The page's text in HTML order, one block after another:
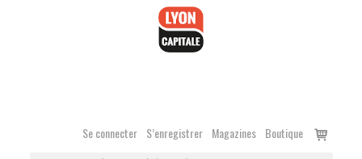
Se connecter S’enregistrer Magazines Boutique
Voir